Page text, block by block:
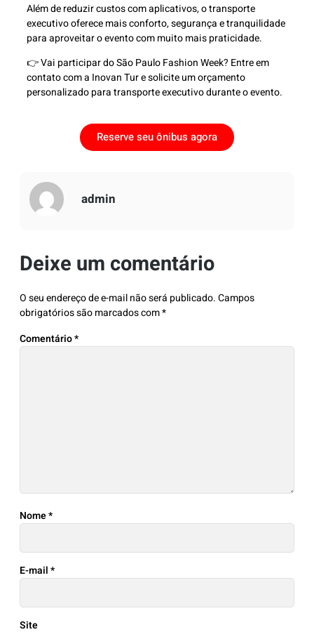
Além de reduzir custos com aplicativos, o transporte
executivo oferece mais conforto, segurança e tranquilidade
para aproveitar o evento com muito mais praticidade.
👉 Vai participar do São Paulo Fashion Week? Entre em
contato com a Inovan Tur e solicite um orçamento
personalizado para transporte executivo durante o evento.
Reserve seu ônibus agora
admin
Deixe um comentário
O seu endereço de e-mail não será publicado.Campos
obrigatórios são marcados com*
Comentário*
Nome*
E-mail*
Site